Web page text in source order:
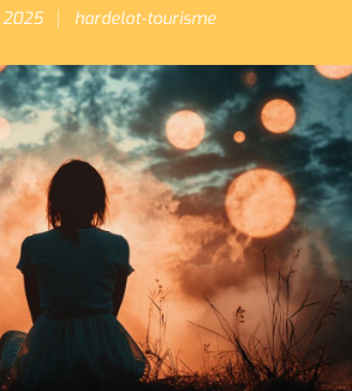
2025 hardelot-tourisme